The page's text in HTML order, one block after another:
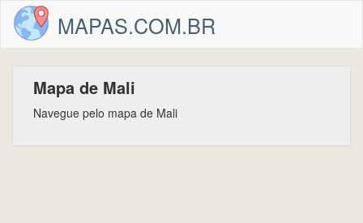
MAPAS.COM.BR
Mapa de Mali
Navegue pelo mapa de Mali